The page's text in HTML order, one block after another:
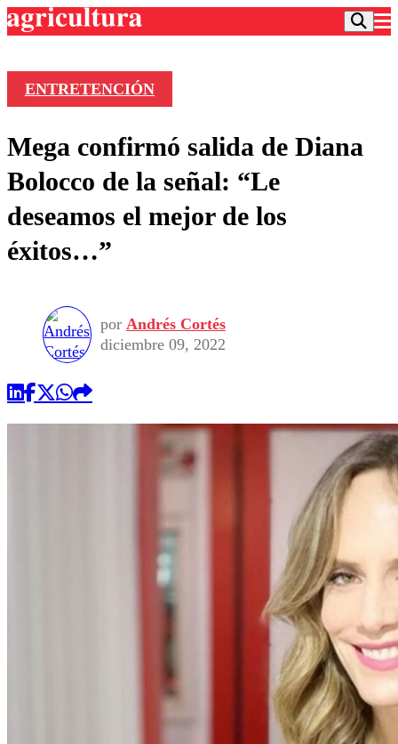
Frecuencias
Agricultura TV
Deportes
Colo Colo
Motor
Torneo Internacional
Torneo Nacional
Entretención
Noticias
Internacional
Nacional
Programas
Comercial
ENTRETENCIÓN
Mega confirmó salida de Diana
Bolocco de la señal: “Le
deseamos el mejor de los
éxitos…”
por Andrés Cortés
diciembre 09, 2022